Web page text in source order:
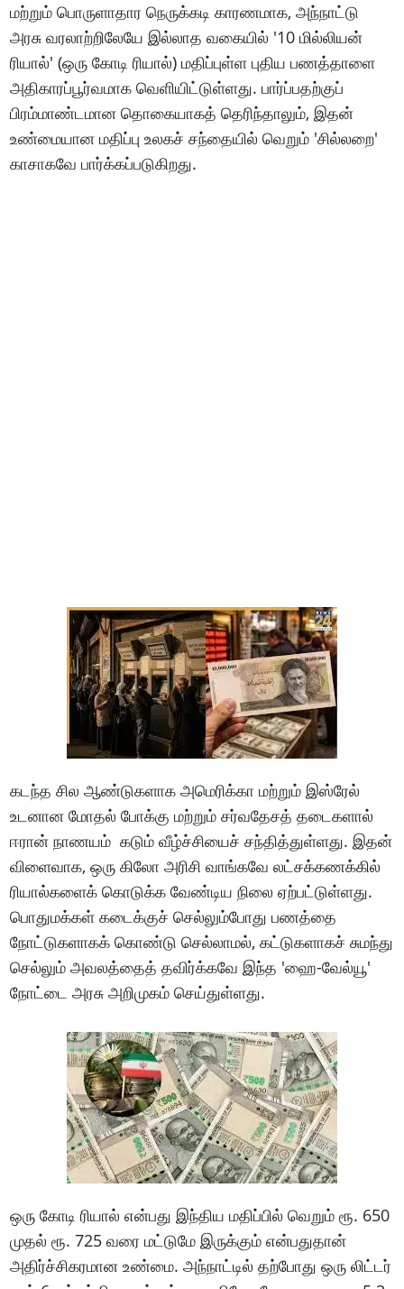
மற்றும் பொருளாதார நெருக்கடி காரணமாக, அந்நாட்டு
அரசு வரலாற்றிலேயே இல்லாத வகையில் '10 மில்லியன்
ரியால்' (ஒரு கோடி ரியால்) மதிப்புள்ள புதிய பணத்தாளை
அதிகாரப்பூர்வமாக வெளியிட்டுள்ளது. பார்ப்பதற்குப்
பிரம்மாண்டமான தொகையாகத் தெரிந்தாலும், இதன்
உண்மையான மதிப்பு உலகச் சந்தையில் வெறும் 'சில்லறை'
காசாகவே பார்க்கப்படுகிறது.
கடந்த சில ஆண்டுகளாக அமெரிக்கா மற்றும் இஸ்ரேல்
உடனான மோதல் போக்கு மற்றும் சர்வதேசத் தடைகளால்
ஈரான் நாணயம் கடும் வீழ்ச்சியைச் சந்தித்துள்ளது. இதன்
விளைவாக, ஒரு கிலோ அரிசி வாங்கவே லட்சக்கணக்கில்
ரியால்களைக் கொடுக்க வேண்டிய நிலை ஏற்பட்டுள்ளது.
பொதுமக்கள் கடைக்குச் செல்லும்போது பணத்தை
நோட்டுகளாகக் கொண்டு செல்லாமல், கட்டுகளாகச் சுமந்து
செல்லும் அவலத்தைத் தவிர்க்கவே இந்த 'ஹை-வேல்யூ'
நோட்டை அரசு அறிமுகம் செய்துள்ளது.
ஒரு கோடி ரியால் என்பது இந்திய மதிப்பில் வெறும் ரூ. 650
முதல் ரூ. 725 வரை மட்டுமே இருக்கும் என்பதுதான்
அதிர்ச்சிகரமான உண்மை. அந்நாட்டில் தற்போது ஒரு லிட்டர்